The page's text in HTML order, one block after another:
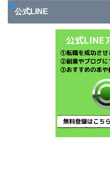
おけこのTwitterタイムライ
Tweets by kei1031jordan23
Twitterではビジネス関連
付きなどを発信しています
ぜひお気軽に絡んでくださ